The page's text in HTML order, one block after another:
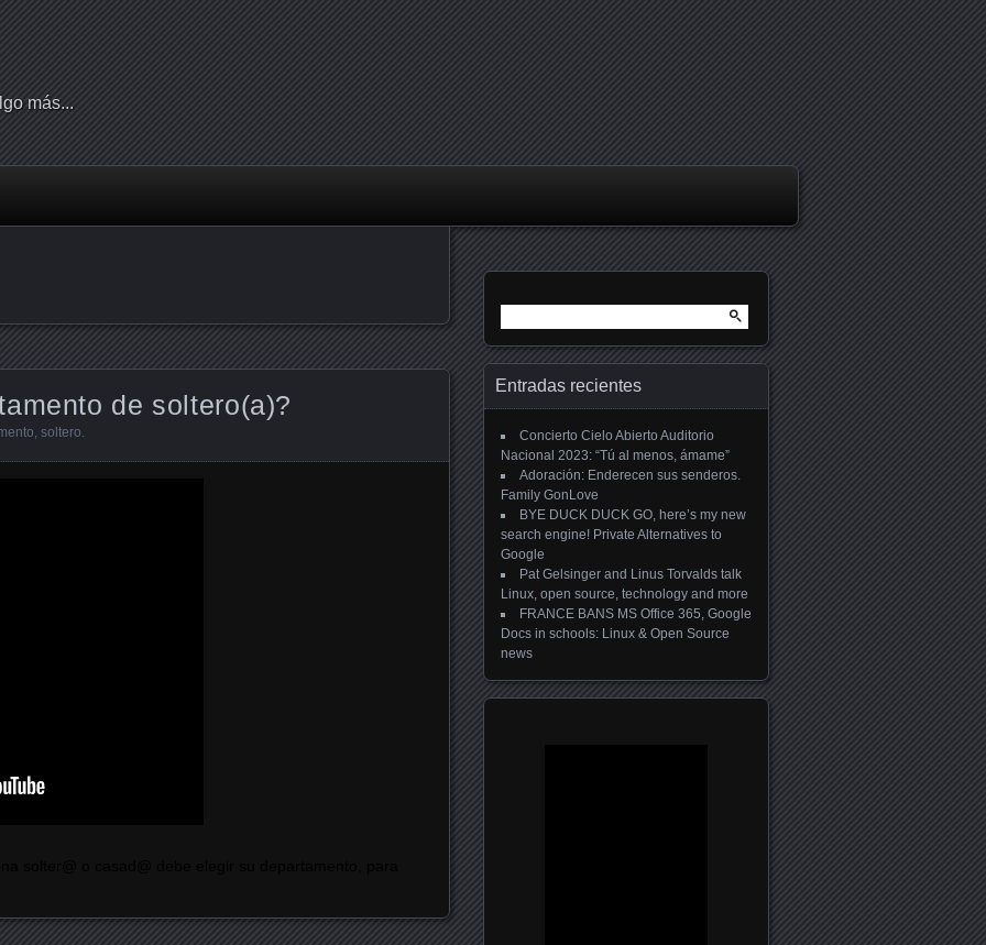
más...
de soltero(a)?
soltero
Entradas recientes
Concierto Cielo Abierto Auditorio
Nacional 2023: “Tú al menos, ámame”
Adoración: Enderecen sus senderos.
Family GonLove
BYE DUCK DUCK GO, here’s my new
search engine! Private Alternatives to
Google
Pat Gelsinger and Linus Torvalds talk
Linux, open source, technology and more
FRANCE BANS MS Office 365, Google
Docs in schools: Linux & Open Source
news